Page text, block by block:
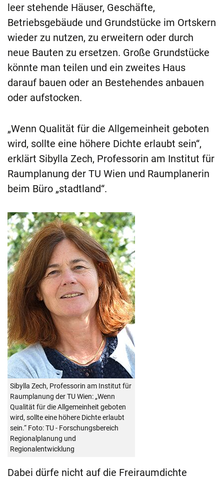
leer stehende Häuser, Geschäfte,
Betriebsgebäude und Grundstücke im Ortskern
wieder zu nutzen, zu erweitern oder durch
neue Bauten zu ersetzen. Große Grundstücke
könnte man teilen und ein zweites Haus
darauf bauen oder an Bestehendes anbauen
oder aufstocken.
„Wenn Qualität für die Allgemeinheit geboten
wird, sollte eine höhere Dichte erlaubt sein“,
erklärt Sibylla Zech, Professorin am Institut für
Raumplanung der TU Wien und Raumplanerin
beim Büro „stadtland“.
Sibylla Zech, Professorin am Institut für
Raumplanung der TU Wien: „Wenn
Qualität für die Allgemeinheit geboten
wird, sollte eine höhere Dichte erlaubt
sein.“ Foto: TU - Forschungsbereich
Regionalplanung und
Regionalentwicklung
Dabei dürfe nicht auf die Freiraumdichte